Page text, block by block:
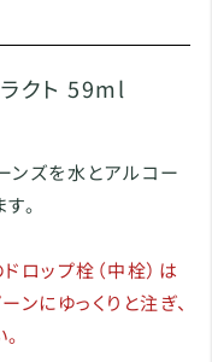
ラクト 59ml
ンズを水とアルコー
。
ロップ栓（中栓）は
にゆっくりと注ぎ、